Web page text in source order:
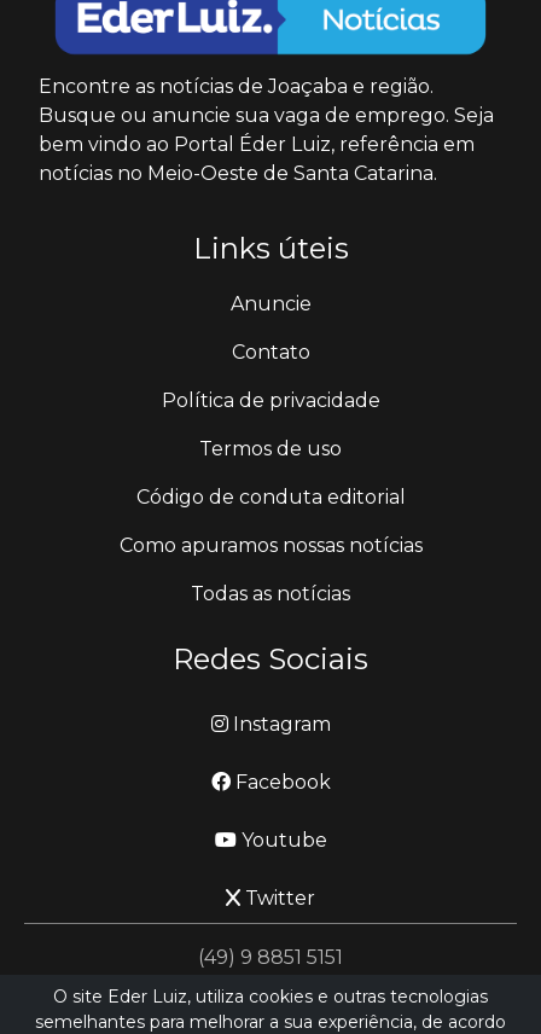
Encontre as notícias de Joaçaba e região.
Busque ou anuncie sua vaga de emprego. Seja
bem vindo ao Portal Éder Luiz, referência em
notícias no Meio-Oeste de Santa Catarina.
Links úteis
Anuncie
Contato
Política de privacidade
Termos de uso
Código de conduta editorial
Como apuramos nossas notícias
Todas as notícias
Redes Sociais
Instagram
Facebook
Youtube
Twitter
(49) 9 8851 5151
jornalismo@ederluiz.com.vc
O site Eder Luiz, utiliza cookies e outras tecnologias
semelhantes para melhorar a sua experiência, de acordo